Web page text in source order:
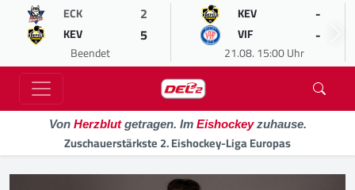
ECK 2
KEV 5
Beendet
KEV -
VIF -
21.08. 15:00 Uhr
Von Herzblutgetragen. Im Eishockeyzuhause.
Zuschauerstärkste 2. Eishockey-Liga Europas